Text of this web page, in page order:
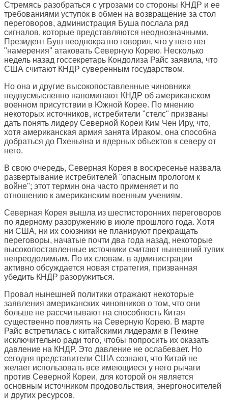
Стремясь разобраться с угрозами со стороны КНДР и ее
требованиями уступок в обмен на возвращение за стол
переговоров, администрация Буша послала ряд
сигналов, которые представляются неоднозначными.
Президент Буш неоднократно говорил, что у него нет
"намерения" атаковать Северную Корею. Несколько
недель назад госсекретарь Кондолиза Райс заявила, что
США считают КНДР суверенным государством.
Но она и другие высокопоставленные чиновники
недвусмысленно напоминают КНДР об американском
военном присутствии в Южной Корее. По мнению
некоторых источников, истребители "стелс" призваны
дать понять лидеру Северной Кореи Ким Чен Иру, что,
хотя американская армия занята Ираком, она способна
добраться до Пхеньяна и ядерных объектов к северу от
него.
В свою очередь, Северная Корея в воскресенье назвала
развертывание истребителей "опасным прологом к
войне"; этот термин она часто применяет и по
отношению к американским военным учениям.
Северная Корея вышла из шестисторонних переговоров
по ядерному разоружению в июле прошлого года. Хотя
ни США, ни их союзники не планируют прекращать
переговоры, начатые почти два года назад, некоторые
высокопоставленные источники считают нынешний тупик
непреодолимым. По их словам, в администрации
активно обсуждается новая стратегия, призванная
убедить КНДР разоружиться.
Провал нынешней политики отражают некоторые
заявления американских чиновников о том, что они
больше не рассчитывают на способность Китая
существенно повлиять на Северную Корею. В марте
Райс встретилась с китайскими лидерами в Пекине
исключительно ради того, чтобы попросить их оказать
давление на КНДР. Это давление не ослабевает. Но
сегодня представители США сознают, что Китай не
желает использовать все имеющиеся у него рычаги
против Северной Кореи, для которой он является
основным источником продовольствия, энергоносителей
и других ресурсов.